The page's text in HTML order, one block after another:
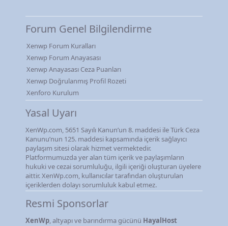
Forum Genel Bilgilendirme
Xenwp Forum Kuralları
Xenwp Forum Anayasası
Xenwp Anayasası Ceza Puanları
Xenwp Doğrulanmış Profil Rozeti
Xenforo Kurulum
Yasal Uyarı
XenWp.com, 5651 Sayılı Kanun’un 8. maddesi ile Türk Ceza
Kanunu’nun 125. maddesi kapsamında içerik sağlayıcı
paylaşım sitesi olarak hizmet vermektedir.
Platformumuzda yer alan tüm içerik ve paylaşımların
hukuki ve cezai sorumluluğu, ilgili içeriği oluşturan üyelere
aittir. XenWp.com, kullanıcılar tarafından oluşturulan
içeriklerden dolayı sorumluluk kabul etmez.
Resmi Sponsorlar
XenWp, altyapı ve barındırma gücünü HayalHost